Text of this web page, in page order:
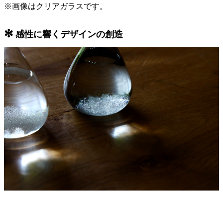
※画像はクリアガラスです。
✻ 感性に響くデザインの創造